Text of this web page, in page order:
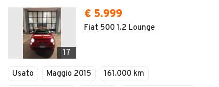
17
€ 5.999
Fiat 500 1.2 Lounge
Usato Maggio 2015
161.000 km